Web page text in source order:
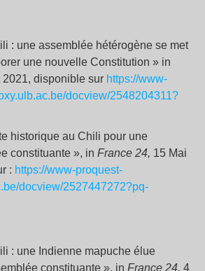
: une assemblée hétérogène se met
une nouvelle Constitution » in
2021, disponible sur https://www-
docview/2548204311?
historique au Chili pour une
constituante », in France 24, 15 Mai
: https://www-proquest-
docview/2527447272?pq-
: une Indienne mapuche élue
constituante », in France 24, 4